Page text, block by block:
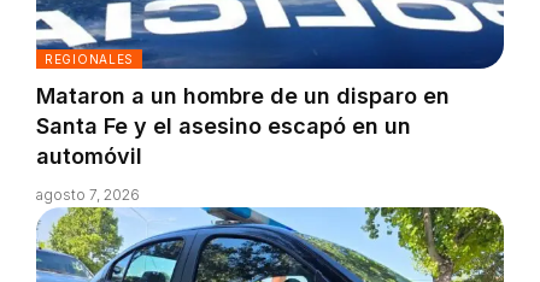
REGIONALES
Mataron a un hombre de un disparo en
Santa Fe y el asesino escapó en un
automóvil
agosto 7, 2026